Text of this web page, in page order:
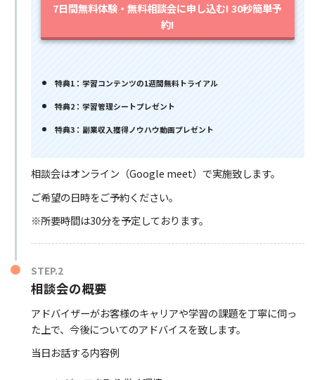
7日間無料体験・無料相談会に申し込む! 30秒簡単予
約!
特典1：学習コンテンツの1週間無料トライアル
特典2：学習管理シートプレゼント
特典3：副業収入獲得ノウハウ動画プレゼント
相談会はオンライン（Google meet）で実施致します。
ご希望の日時をご予約ください。
※所要時間は30分を予定しております。
STEP.2
相談会の概要
アドバイザーがお客様のキャリアや学習の課題を丁寧に伺っ
た上で、今後についてのアドバイスを致します。
当日お話する内容例